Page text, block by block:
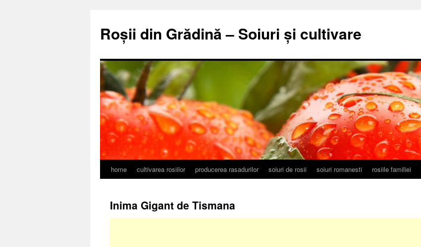
content
Roșii din Grădină – Soiuri și cultivare
home cultivarea rosiilor producerea rasadurilor soiuri de rosii soiuri romanesti rosiile familiei
Inima Gigant de Tismana